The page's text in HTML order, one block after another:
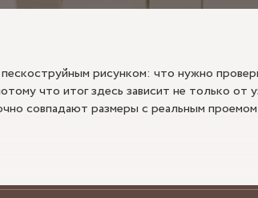
рисунком: что нужно
что итог здесь зависит не только от
совпадают размеры с реальным